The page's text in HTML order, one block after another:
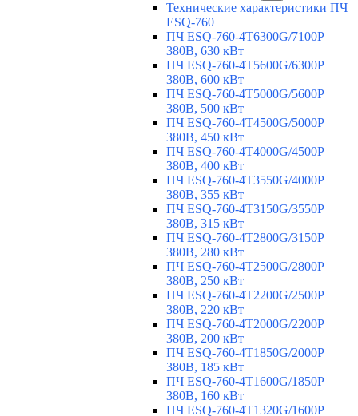
Технические характеристики ПЧ
ESQ-760
ПЧ ESQ-760-4T6300G/7100P
380В, 630 кВт
ПЧ ESQ-760-4T5600G/6300P
380В, 600 кВт
ПЧ ESQ-760-4T5000G/5600P
380В, 500 кВт
ПЧ ESQ-760-4T4500G/5000P
380В, 450 кВт
ПЧ ESQ-760-4T4000G/4500P
380В, 400 кВт
ПЧ ESQ-760-4T3550G/4000P
380В, 355 кВт
ПЧ ESQ-760-4T3150G/3550P
380В, 315 кВт
ПЧ ESQ-760-4T2800G/3150P
380В, 280 кВт
ПЧ ESQ-760-4T2500G/2800P
380В, 250 кВт
ПЧ ESQ-760-4T2200G/2500P
380В, 220 кВт
ПЧ ESQ-760-4T2000G/2200P
380В, 200 кВт
ПЧ ESQ-760-4T1850G/2000P
380В, 185 кВт
ПЧ ESQ-760-4T1600G/1850P
380В, 160 кВт
ПЧ ESQ-760-4T1320G/1600P